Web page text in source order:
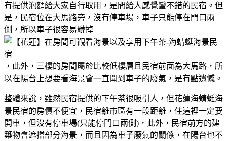
有提供泡麵給大家自行取用，是間給人感覺蠻不錯的民宿。但
是，民宿位在大馬路旁，沒有停車場，車子只能停在門口兩
側，所以車子很容易髒掉
，此外，三樓的房間屬於比較低樓層且民宿前面為大馬路，所
以在陽台上想要看海景會一直聞到車子的廢氣，是有點遺憾。
整體來說，雖然民宿提供的下午茶很吸引人，但花蓮海蜻蜓海
景民宿的房價不便宜，民宿離市區有一段距離，住這裡一定要
開車，但沒有停車場(只能停門口兩側)，此外，民宿前方的建
築物會遮擋部分海景，而且因為車子廢氣的關係，在陽台也不